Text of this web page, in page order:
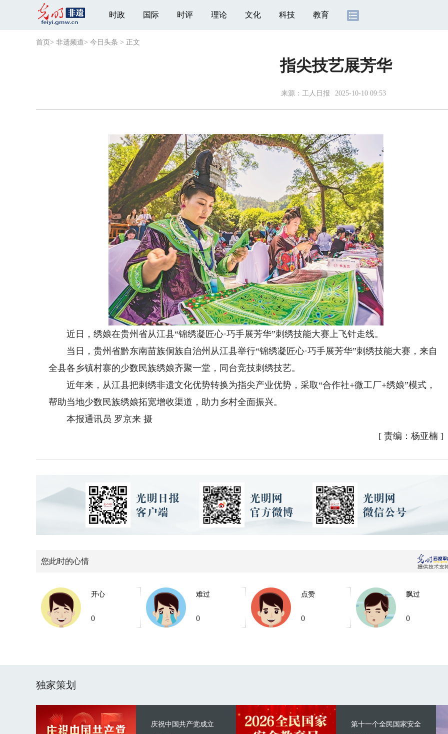
时政 国际 时评 理论 文化 科技 教育
首页 > 非遗频道> 今日头条 > 正文
指尖技艺展芳华
来源： 工人日报 2025-10-10 09:53
近日，绣娘在贵州省从江县“锦绣凝匠心·巧手展芳华”刺绣技能大赛上飞针走线。
当日，贵州省黔东南苗族侗族自治州从江县举行“锦绣凝匠心·巧手展芳华”刺绣技能大赛，来自
全县各乡镇村寨的少数民族绣娘齐聚一堂，同台竞技刺绣技艺。
近年来，从江县把刺绣非遗文化优势转换为指尖产业优势，采取“合作社+微工厂+绣娘”模式，
帮助当地少数民族绣娘拓宽增收渠道，助力乡村全面振兴。
本报通讯员 罗京来 摄
[ 责编：杨亚楠 ]
您此时的心情
开心
0
难过
0
点赞
0
飘过
0
独家策划
庆祝中国共产党成立
第十一个全民国家安全